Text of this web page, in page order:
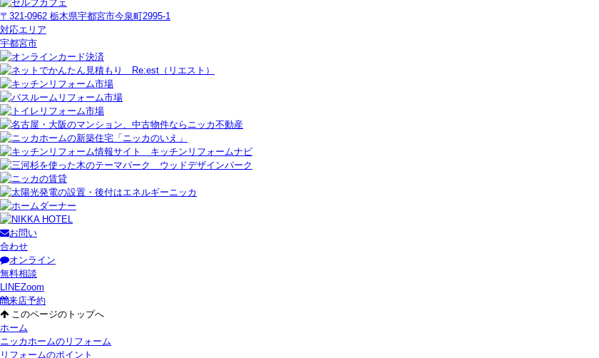
〒321-0962 栃木県宇都宮市今泉町2995-1
対応エリア
宇都宮市
お問い
合わせ
オンライン
無料相談
LINEZoom
来店予約
このページのトップへ
ホーム
ニッカホームのリフォーム
リフォームのポイント